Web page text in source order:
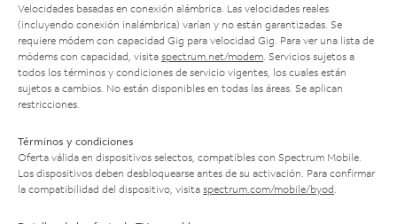
Velocidades basadas en conexión alámbrica. Las velocidades reales
(incluyendo conexión inalámbrica) varían y no están garantizadas. Se
requiere módem con capacidad Gig para velocidad Gig. Para ver una lista de
módems con capacidad, visita spectrum.net/modem . Servicios sujetos a
todos los términos y condiciones de servicio vigentes, los cuales están
sujetos a cambios. No están disponibles en todas las áreas. Se aplican
restricciones.
Términos y condiciones
Oferta válida en dispositivos selectos, compatibles con Spectrum Mobile.
Los dispositivos deben desbloquearse antes de su activación. Para confirmar
la compatibilidad del dispositivo, visita spectrum.com/mobile/byod